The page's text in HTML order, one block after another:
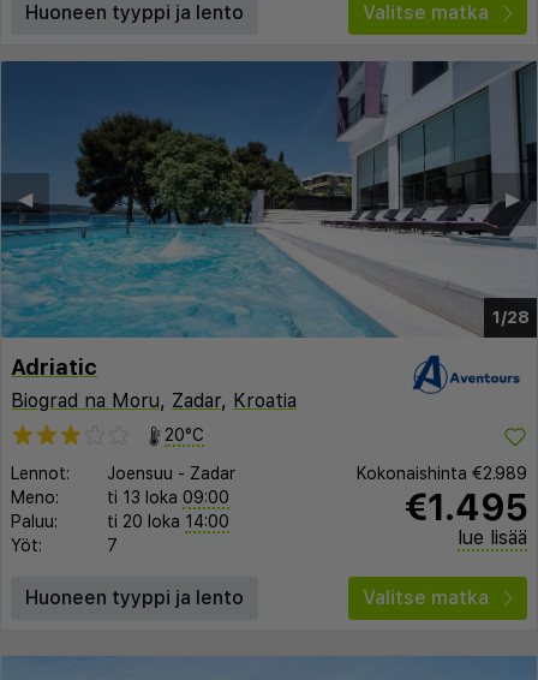
Huoneen tyyppi ja lento Valitse matka
1/28
▶︎
◀︎
Adriatic
Biograd na Moru, Zadar, Kroatia
20°C
Lennot:
Joensuu - Zadar
Meno:
ti 13 loka 09:00
Paluu:
ti 20 loka 14:00
Yöt:
7
Kokonaishinta €2.989
€1.495
lue lisää
Huoneen tyyppi ja lento Valitse matka